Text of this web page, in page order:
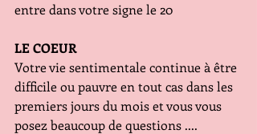
entre dans votre signe le 20
LE COEUR
Votre vie sentimentale continue à être
difficile ou pauvre en tout cas dans les
premiers jours du mois et vous vous
posez beaucoup de questions ....